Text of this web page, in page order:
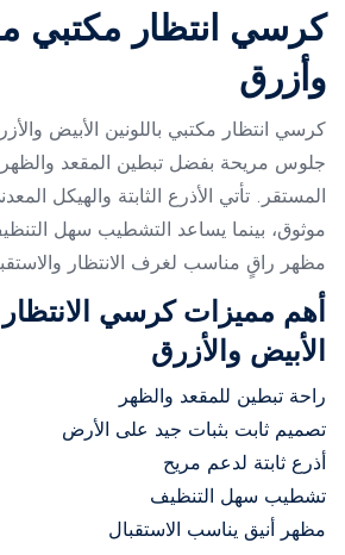
كرسي انتظار مكتبي
وأزرق
كرسي انتظار مكتبي باللونين الأبيض
جلوس مريحة بفضل تبطين المقعد والظهر
المستقر. تأتي الأذرع الثابتة والهيكل
موثوق، بينما يساعد التشطيب سهل
مظهر راقٍ مناسب لغرف الانتظار
أهم مميزات كرسي الانتظار
الأبيض والأزرق
راحة تبطين للمقعد والظهر
تصميم ثابت بثبات جيد على الأرض
أذرع ثابتة لدعم مريح
تشطيب سهل التنظيف
مظهر أنيق يناسب الاستقبال